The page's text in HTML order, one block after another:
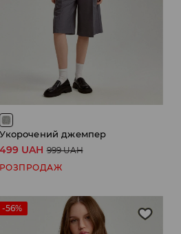
Укорочений джемпер
499 UAH 999 UAH
РОЗПРОДАЖ
-56%